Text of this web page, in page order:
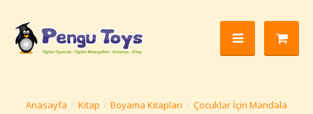
Kitap Boyama Kitapları Çocuklar İçin Mandala